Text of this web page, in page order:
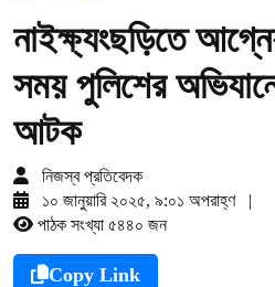
নাইক্ষ্যংছড়িতে
সময় পুলিশের
আটক
নিজস্ব প্রতিবেদক
১০ জানুয়ারি ২০২৫, ৯:০১ অপরাহ্ণ
|
পাঠক সংখ্যা ৫৪৪০ জন
Copy Link